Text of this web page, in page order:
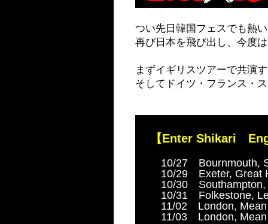
つい先日韓国フェスでも熱
再び日本を飛び出し、今度
まずイギリスツアーで共演
そしてドイツ・フランス・
【Enter Shikari
10/27 Bournmouth,
10/29 Exeter, Great
10/30 Southampton,
10/31 Folkestone,
11/02 London, Mean
11/03 London, Mean